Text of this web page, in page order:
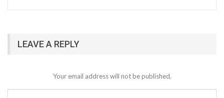
LEAVE A REPLY
Your email address will not be published.